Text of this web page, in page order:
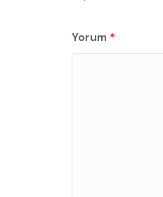
Yorum *